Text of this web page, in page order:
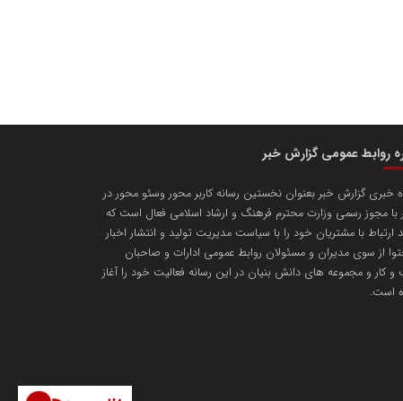
روابط عمومی گزارش خبر
خبری گزارش خبر بعنوان نخستین رسانه کاربر محور وسئو محور در
با مجوز رسمی وزارت محترم فرهنگ و ارشاد اسلامی فعال است که
ارتباط با مشتریان خود را با سیاست مدیریت تولید و انتشار اخبار
از سوی مدیران و مسئولان روابط عمومی ادارات و صاحبان
کار و مجموعه های دانش بنیان در این رسانه فعالیت خود را آغاز
است.